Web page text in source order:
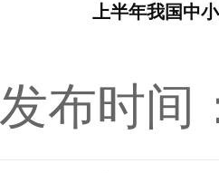
上半年我国中
发布时间